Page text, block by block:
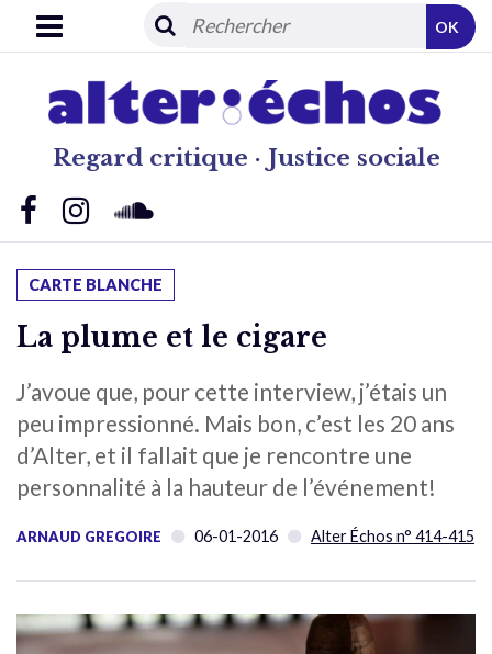
Regard critique · Justice sociale
OK
CARTE BLANCHE
La plume et le cigare
J’avoue que, pour cette interview, j’étais un
peu impressionné. Mais bon, c’est les 20 ans
d’Alter, et il fallait que je rencontre une
personnalité à la hauteur de l’événement!
ARNAUD GREGOIRE 06-01-2016 Alter Échos n° 414-415